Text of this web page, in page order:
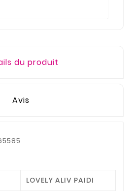
du produit
Avis
LOVELY ALIV PAIDI